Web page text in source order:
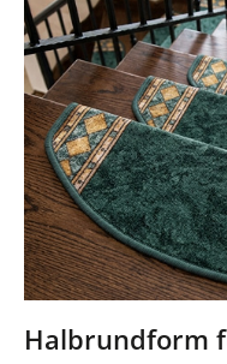
Halbrundform